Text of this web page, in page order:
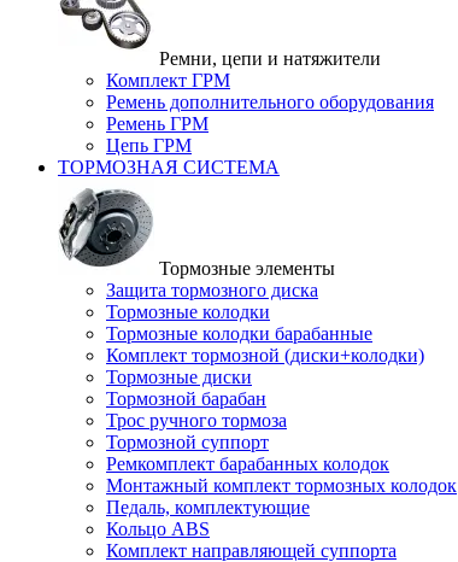
Ремни, цепи и натяжители
Комплект ГРМ
Ремень дополнительного оборудования
Ремень ГРМ
Цепь ГРМ
ТОРМОЗНАЯ СИСТЕМА
Тормозные элементы
Защита тормозного диска
Тормозные колодки
Тормозные колодки барабанные
Комплект тормозной (диски+колодки)
Тормозные диски
Тормозной барабан
Трос ручного тормоза
Тормозной суппорт
Ремкомплект барабанных колодок
Монтажный комплект тормозных колодок
Педаль, комплектующие
Кольцо ABS
Комплект направляющей суппорта